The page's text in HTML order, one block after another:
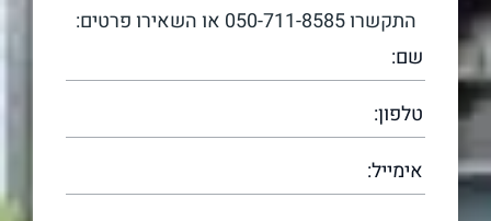
התקשרו050-711-8585 או השאירו פרטים: